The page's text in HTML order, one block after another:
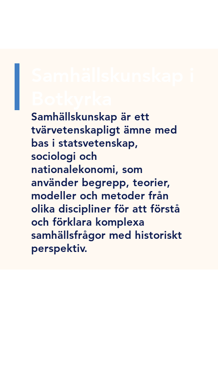
Samhällskunskap är ett
tvärvetenskapligt ämne med
bas i statsvetenskap,
sociologi och
nationalekonomi, som
använder begrepp, teorier,
modeller och metoder från
olika discipliner för att förstå
och förklara komplexa
samhällsfrågor med historiskt
perspektiv.